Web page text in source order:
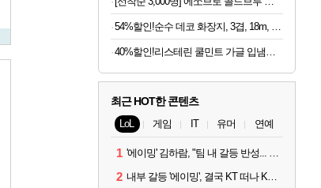
40%할인!리스테린 쿨민트 가글 입냄새제거 구강청결제 1L, 3개
최근 HOT한 콘텐츠
LoL 게임 IT 유머 연예
1 '에이밍' 김하람, "팀 내 갈등 반성... 끝까지 뛰고 싶었다"
2 내부 갈등 '에이밍', 결국 KT 떠나 KRX로...'지우'와 트레이드